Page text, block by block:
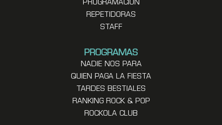
PROGRAMACION
REPETIDORAS
STAFF
PROGRAMAS
NADIE NOS PARA
QUIEN PAGA LA FIESTA
TARDES BESTIALES
RANKING ROCK & POP
ROCKOLA CLUB